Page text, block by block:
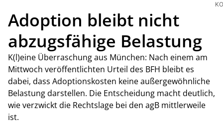
Adoption bleibt nicht
abzugsfähige Belastung
K(l)eine Überraschung aus München: Nach einem am
Mittwoch veröffentlichten Urteil des BFH bleibt es
dabei, dass Adoptionskosten keine außergewöhnliche
Belastung darstellen. Die Entscheidung macht deutlich,
wie verzwickt die Rechtslage bei den agB mittlerweile
ist.